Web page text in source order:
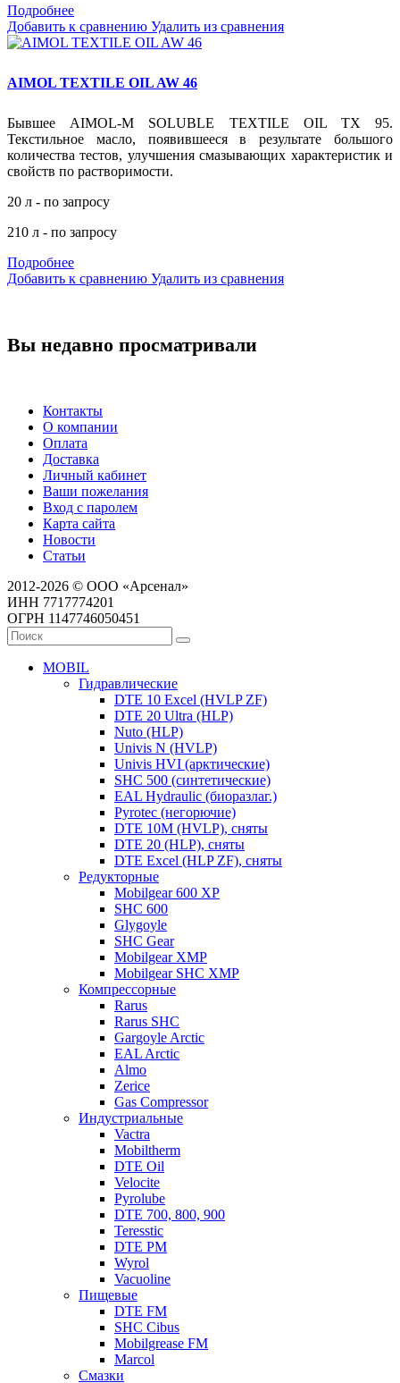
Подробнее
Добавить к сравнению Удалить из сравнения
AIMOL TEXTILE OIL AW 46
Бывшее AIMOL-M SOLUBLE TEXTILE OIL TX 95.
Текстильное масло, появившееся в результате большого
количества тестов, улучшения смазывающих характеристик и
свойств по растворимости.
20 л - по запросу
210 л - по запросу
Подробнее
Добавить к сравнению Удалить из сравнения
Вы недавно просматривали
Контакты
О компании
Оплата
Доставка
Личный кабинет
Ваши пожелания
Вход с паролем
Карта сайта
Новости
Статьи
2012-2026 © ООО «Арсенал»
ИНН 7717774201
ОГРН 1147746050451
MOBIL
Гидравлические
DTE 10 Excel (HVLP ZF)
DTE 20 Ultra (HLP)
Nuto (HLP)
Univis N (HVLP)
Univis HVI (арктические)
SHC 500 (синтетические)
EAL Hydraulic (биоразлаг.)
Pyrotec (негорючие)
DTE 10M (HVLP), сняты
DTE 20 (HLP), сняты
DTE Excel (HLP ZF), сняты
Редукторные
Mobilgear 600 XP
SHC 600
Glygoyle
SHC Gear
Mobilgear XMP
Mobilgear SHC XMP
Компрессорные
Rarus
Rarus SHC
Gargoyle Arctic
EAL Arctic
Almo
Zerice
Gas Compressor
Индустриальные
Vactra
Mobiltherm
DTE Oil
Velocite
Pyrolube
DTE 700, 800, 900
Teresstic
DTE PM
Wyrol
Vacuoline
Пищевые
DTE FM
SHC Cibus
Mobilgrease FM
Marcol
Смазки